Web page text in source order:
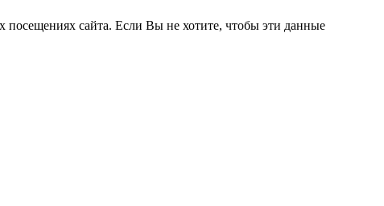
сайта. Если Вы не хотите, чтобы эти данные